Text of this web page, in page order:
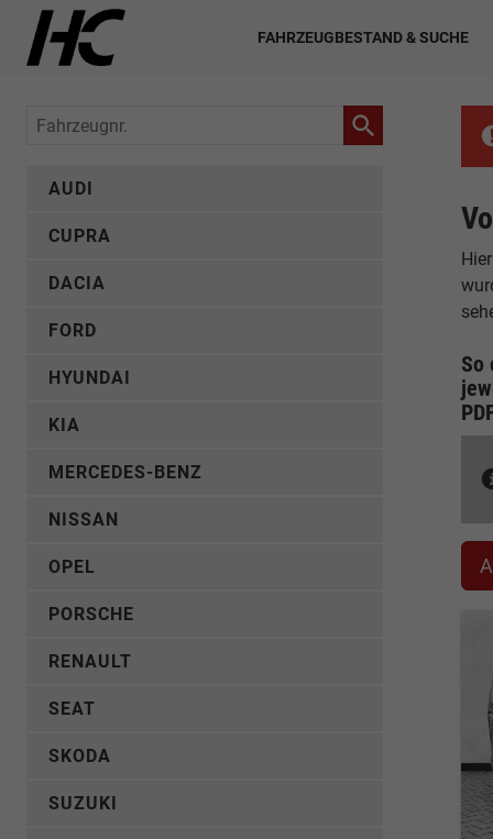
FAHRZEUGBESTAND & SUCHE
So
Fahrzeugnr.
AUDI
CUPRA
DACIA
FORD
HYUNDAI
KIA
MERCEDES-BENZ
NISSAN
OPEL
PORSCHE
RENAULT
SEAT
SKODA
SUZUKI